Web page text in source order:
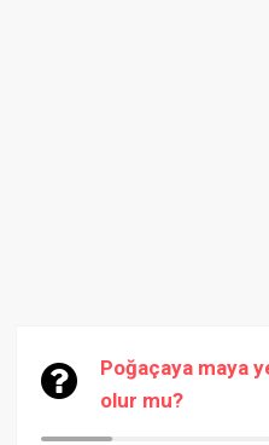
Poğaçaya maya
olur mu?